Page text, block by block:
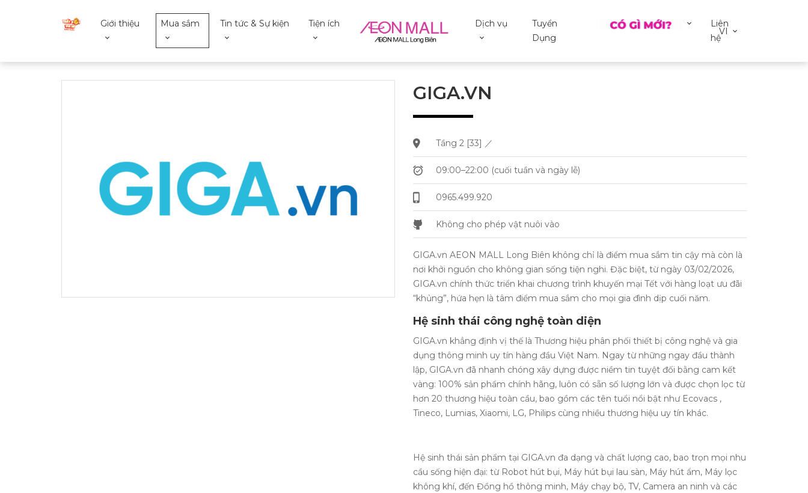
Giới thiệu Mua sắm Tin tức & Sự kiện Tiện ích Dịch vụ
Tuyển
Dụng
Liên
hệ
VI
GIGA.VN
Tầng 2 [33] ／
09:00–22:00 (cuối tuần và ngày lễ)
0965.499.920
Không cho phép vật nuôi vào
GIGA.vn AEON MALL Long Biên không chỉ là điểm mua sắm tin cậy mà còn là
nơi khởi nguồn cho không gian sống tiện nghi. Đặc biệt, từ ngày 03/02/2026,
GIGA.vn chính thức triển khai chương trình khuyến mại Tết với hàng loạt ưu đãi
“khủng”, hứa hẹn là tâm điểm mua sắm cho mọi gia đình dịp cuối năm.
Hệ sinh thái công nghệ toàn diện
GIGA.vn khẳng định vị thế là Thương hiệu phân phối thiết bị công nghệ và gia
dụng thông minh uy tín hàng đầu Việt Nam. Ngay từ những ngay đầu thành
lập, GIGA.vn đã nhanh chóng xây dựng được niềm tin tuyệt đối bằng cam kết
vàng: 100% sản phẩm chính hãng, luôn có sẵn số lượng lớn và được chọn lọc từ
hơn 20 thương hiệu toàn cầu, bao gồm các tên tuổi nổi bật như Ecovacs ,
Tineco, Lumias, Xiaomi, LG, Philips cùng nhiều thương hiệu uy tín khác.
Hệ sinh thái sản phẩm tại GIGA.vn đa dạng và chất lượng cao, bao trọn mọi nhu
cầu sống hiện đại: từ Robot hút bụi, Máy hút bụi lau sàn, Máy hút ẩm, Máy lọc
không khí, đến Đồng hồ thông minh, Máy chạy bộ, TV, Camera an ninh và các